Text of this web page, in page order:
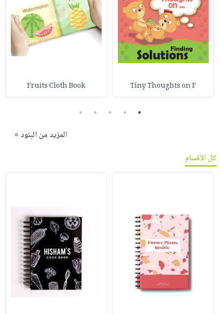
Tiny Thoughts on F
Fruits Cloth Book
1
2
3
4
5
المزيد من البنود »
كل الأقسام